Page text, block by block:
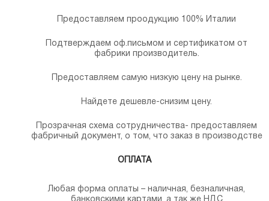
Предоставляем проодукцию 100% Италии
Подтверждаем оф.письмом и сертификатом от
фабрики производитель.
Предоставляем самую низкую цену на рынке.
Найдете дешевле-снизим цену.
Прозрачная схема сотрудничества- предоставляем
фабричный документ, о том, что заказ в производстве
ОПЛАТА
Любая форма оплаты – наличная, безналичная,